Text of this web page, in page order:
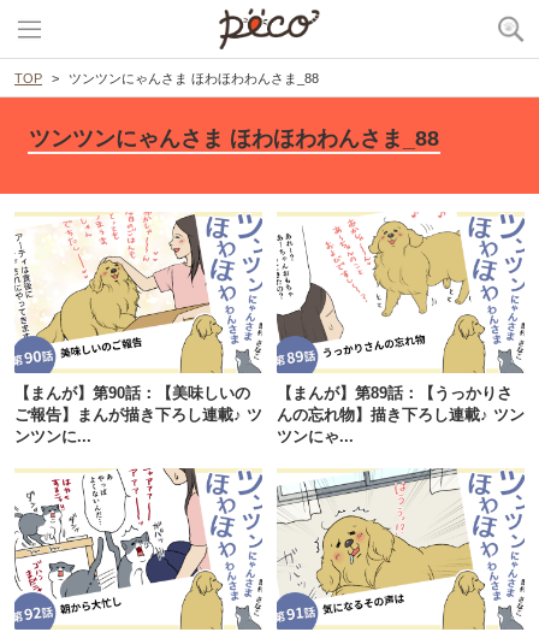
TOP ツンツンにゃんさま ほわほわわんさま_88
ツンツンにゃんさま ほわほわわんさま_88
【まんが】第90話：【美味しいの
ご報告】まんが描き下ろし連載♪ ツ
ンツンに...
【まんが】第89話：【うっかりさ
んの忘れ物】描き下ろし連載♪ ツン
ツンにゃ...
閉じる
アプリで開く